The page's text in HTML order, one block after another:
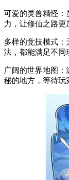
可爱的灵兽精怪：
力，让修仙之路更
多样的竞技模式：
法，都能满足不同
广阔的世界地图
秘的地方，等待玩